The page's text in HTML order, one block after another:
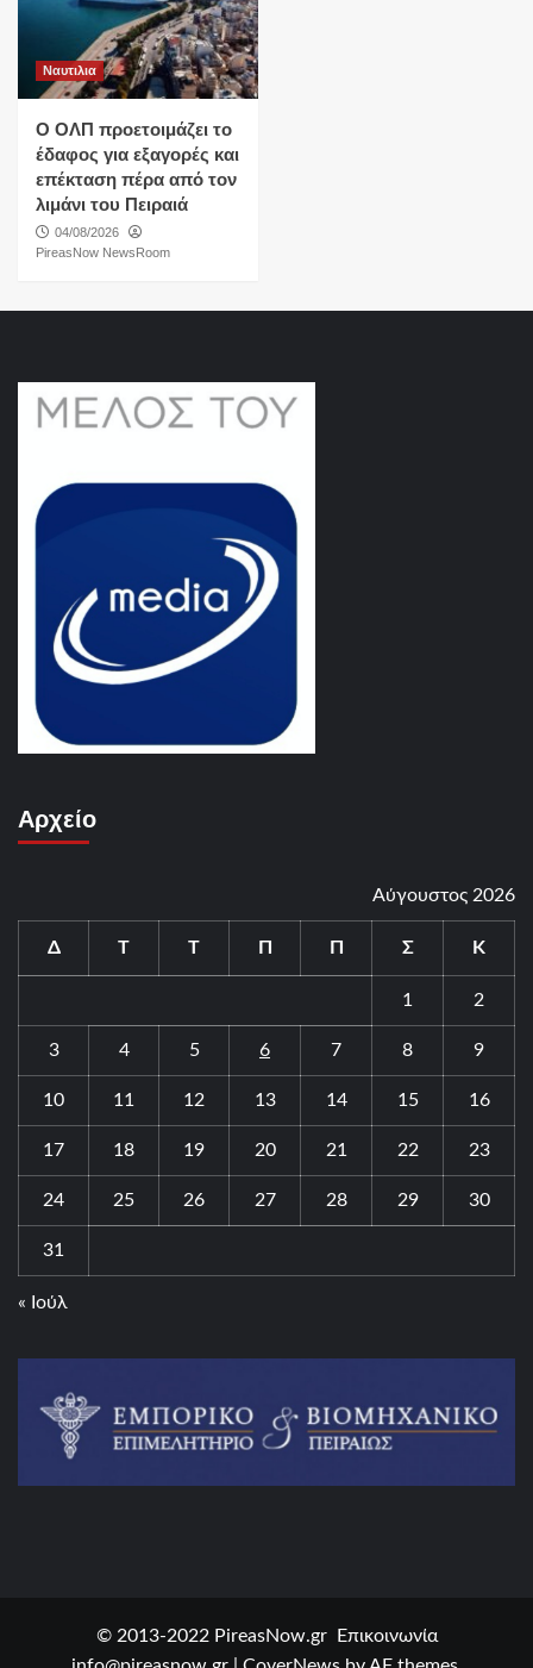
Ναυτιλια
O ΟΛΠ προετοιμάζει το
έδαφος για εξαγορές και
επέκταση πέρα από τον
λιμάνι του Πειραιά
04/08/2026
PireasNow NewsRoom
Αρχείο
Αύγουστος 2026
Δ Τ Τ Π Π Σ Κ
1 2
3 4 5 6 7 8 9
10 11 12 13 14 15 16
17 18 19 20 21 22 23
24 25 26 27 28 29 30
31
« Ιούλ
© 2013-2022 PireasNow.gr Επικοινωνία